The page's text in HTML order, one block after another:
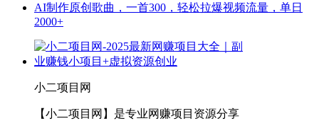
AI制作原创歌曲，一首300，轻松拉爆视频流量，单日
2000+
小二项目网
【小二项目网】是专业网赚项目资源分享